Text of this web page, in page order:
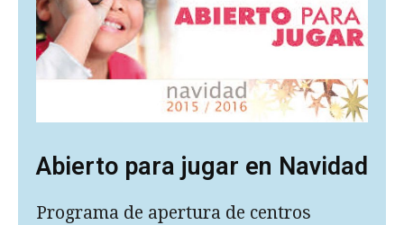
Abierto para jugar en Navidad
Programa de apertura de centros